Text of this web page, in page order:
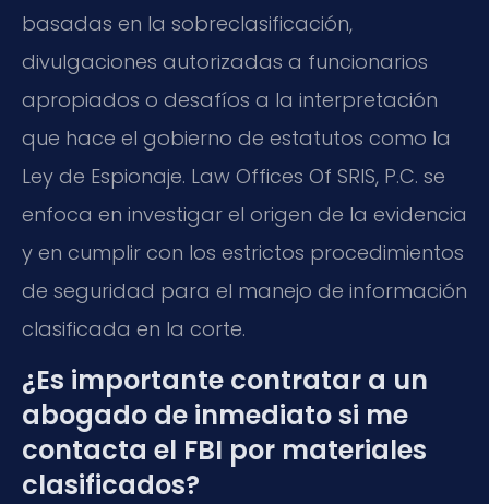
basadas en la sobreclasificación,
divulgaciones autorizadas a funcionarios
apropiados o desafíos a la interpretación
que hace el gobierno de estatutos como la
Ley de Espionaje. Law Offices Of SRIS, P.C. se
enfoca en investigar el origen de la evidencia
y en cumplir con los estrictos procedimientos
de seguridad para el manejo de información
clasificada en la corte.
¿Es importante contratar a un
abogado de inmediato si me
contacta el FBI por materiales
clasificados?